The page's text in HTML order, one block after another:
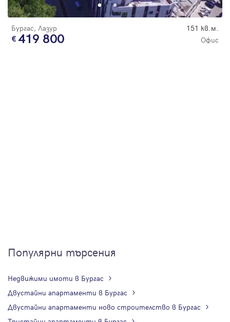
Бургас, Лазур 151 кв.м.
419 800 Офис
Популярни търсения
Недвижими имоти в Бургас
Двустайни апартаменти в Бургас
Двустайни апартаменти ново строителство в Бургас